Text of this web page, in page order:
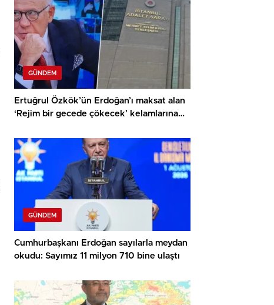
GÜNDEM
Ertuğrul Özkök’ün Erdoğan’ı maksat alan
‘Rejim bir gecede çökecek’ kelamlarına
GÜNDEM
Cumhurbaşkanı Erdoğan sayılarla meydan
okudu: Sayımız 11 milyon 710 bine ulaştı